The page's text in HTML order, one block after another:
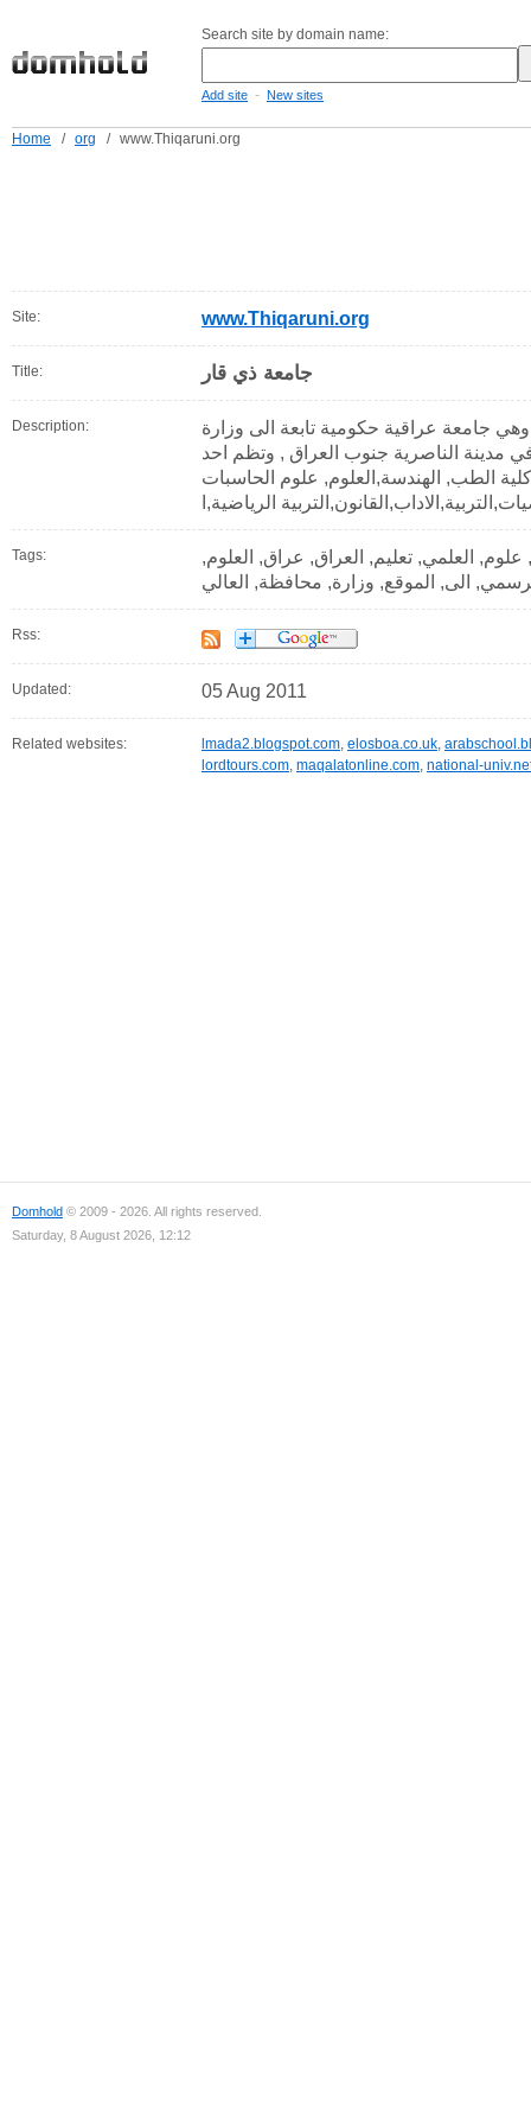
Search site by domain name:
Add site - New sites
Home / org / www.Thiqaruni.org
Site: www.Thiqaruni.org
Title: جامعة ذي قار
Description:
جامعة عراقية حكومية تابعة الى وزارة
مدينة الناصرية جنوب العراق , وتظم احد
الطب, الهندسة,العلوم, علوم الحاسبات
الرياضية,ا
Tags:
علوم, العلمي, تعليم, العراق, عراق, العلوم,
الى, الموقع, وزارة, محافظة, العالي
Rss:
Updated: 05 Aug 2011
Related websites: lmada2.blogspot.com, elosboa.co.uk,
lordtours.com, maqalatonline.com, national-
Domhold © 2009 - 2026. All rights reserved.
Saturday, 8 August 2026, 12:12